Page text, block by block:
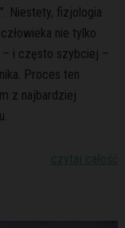
Niestety, fizjologia
nie tylko
– i często szybciej –
Proces ten
z najbardziej
czytaj całość